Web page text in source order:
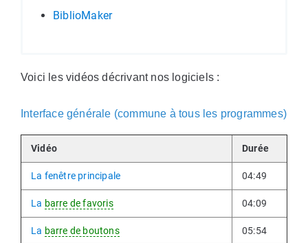
BiblioMaker
Voici les vidéos décrivant nos logiciels :
Interface générale (commune à tous les programmes)
Vidéo Durée
La fenêtre principale 04:49
La barre de favoris 04:09
La barre de boutons 05:54